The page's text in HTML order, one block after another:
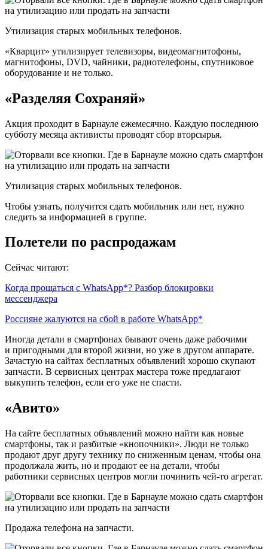
Утилизация старых мобильных телефонов.
«Кварцит» утилизирует телевизоры, видеомагнитофоны,
магнитофоны, DVD, чайники, радиотелефоны, спутниковое
оборудование и не только.
«Разделяя Сохраняй»
Акция проходит в Барнауле ежемесячно. Каждую последнюю
субботу месяца активисты проводят сбор вторсырья.
Утилизация старых мобильных телефонов.
Чтобы узнать, получится сдать мобильник или нет, нужно
следить за информацией в группе.
Полетели по распродажам
Сейчас читают:
Когда прощаться с WhatsApp*? Разбор блокировки
мессенджера
Россияне жалуются на сбой в работе WhatsApp*
Иногда детали в смартфонах бывают очень даже рабочими
и пригодными для второй жизни, но уже в другом аппарате.
Зачастую на сайтах бесплатных объявлений хорошо скупают
запчасти. В сервисных центрах мастера тоже предлагают
выкупить телефон, если его уже не спасти.
«Авито»
На сайте бесплатных объявлений можно найти как новые
смартфоны, так и разбитые «кнопочники». Люди не только
продают друг другу технику по сниженным ценам, чтобы она
продолжала жить, но и продают ее на детали, чтобы
работники сервисных центров могли починить чей-то агрегат.
Продажа телефона на запчасти.